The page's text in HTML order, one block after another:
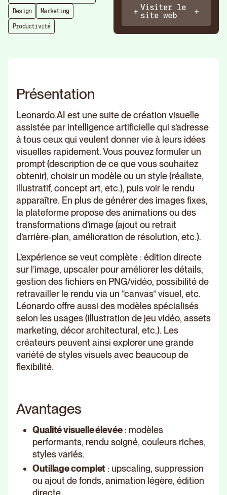
Design Marketing
Productivité
Visiter le
site web
Présentation
Leonardo.AI est une suite de création visuelle
assistée par intelligence artificielle qui s’adresse
à tous ceux qui veulent donner vie à leurs idées
visuelles rapidement. Vous pouvez formuler un
prompt (description de ce que vous souhaitez
obtenir), choisir un modèle ou un style (réaliste,
illustratif, concept art, etc.), puis voir le rendu
apparaître. En plus de générer des images fixes,
la plateforme propose des animations ou des
transformations d’image (ajout ou retrait
d’arrière‑plan, amélioration de résolution, etc.).
L’expérience se veut complète : édition directe
sur l’image, upscaler pour améliorer les détails,
gestion des fichiers en PNG/vidéo, possibilité de
retravailler le rendu via un “canvas” visuel, etc.
Léonardo offre aussi des modèles spécialisés
selon les usages (illustration de jeu vidéo, assets
marketing, décor architectural, etc.). Les
créateurs peuvent ainsi explorer une grande
variété de styles visuels avec beaucoup de
flexibilité.
Avantages
Qualité visuelle élevée: modèles
performants, rendu soigné, couleurs riches,
styles variés.
Outillage complet : upscaling, suppression
ou ajout de fonds, animation légère, édition
directe.